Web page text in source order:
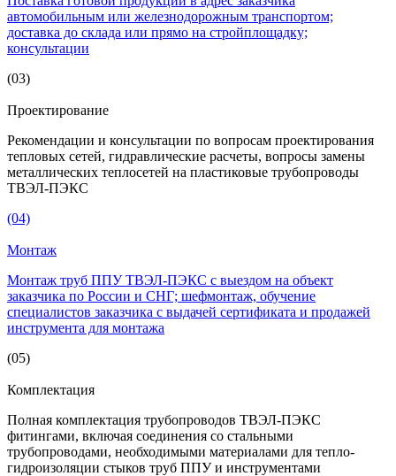
автомобильным или железнодорожным транспортом;
доставка до склада или прямо на стройплощадку;
консультации
(03)
Проектирование
Рекомендации и консультации по вопросам проектирования
тепловых сетей, гидравлические расчеты, вопросы замены
металлических теплосетей на пластиковые трубопроводы
ТВЭЛ-ПЭКС
(04)
Монтаж
Монтаж труб ППУ ТВЭЛ-ПЭКС с выездом на объект
заказчика по России и СНГ; шефмонтаж, обучение
специалистов заказчика с выдачей сертификата и продажей
инструмента для монтажа
(05)
Комплектация
Полная комплектация трубопроводов ТВЭЛ-ПЭКС
фитингами, включая соединения со стальными
трубопроводами, необходимыми материалами для тепло-
гидроизоляции стыков труб ППУ и инструментами